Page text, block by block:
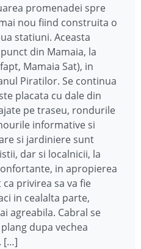
promenadei spre
nou fiind construita o
statiuni. Aceasta
din Mamaia, la
Mamaia Sat), in
Piratilor. Se continua
placata cu dale din
pe traseu, rondurile
informative si
si jardiniere sunt
dar si localnicii, la
in apropierea
privirea sa va fie
in cealalta parte,
agreabila. Cabral se
dupa vechea
[…]